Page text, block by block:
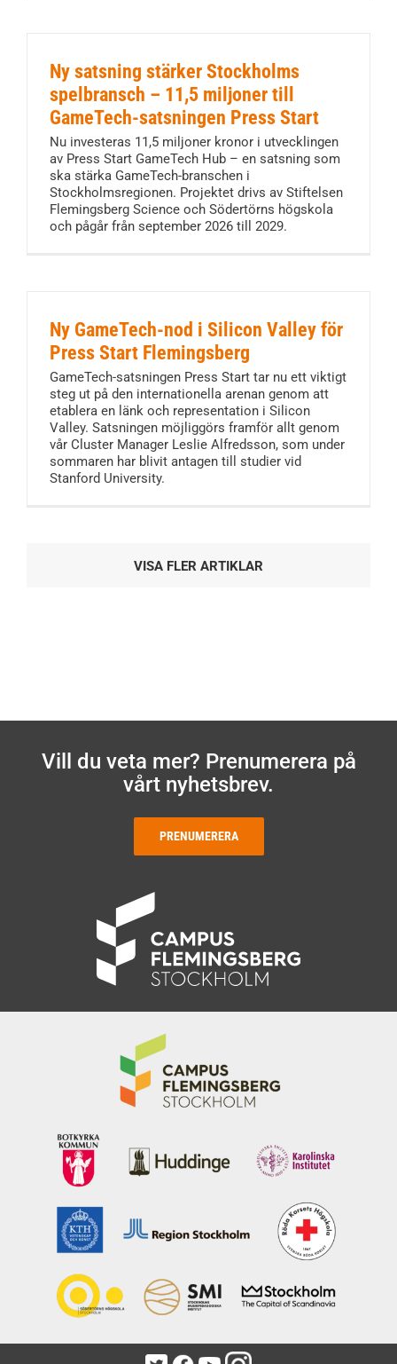
Ny satsning stärker Stockholms
spelbransch – 11,5 miljoner till
GameTech-satsningen Press Start
Nu investeras 11,5 miljoner kronor i utvecklingen
av Press Start GameTech Hub – en satsning som
ska stärka GameTech-branschen i
Stockholmsregionen. Projektet drivs av Stiftelsen
Flemingsberg Science och Södertörns högskola
och pågår från september 2026 till 2029.
Ny GameTech-nod i Silicon Valley för
Press Start Flemingsberg
GameTech-satsningen Press Start tar nu ett viktigt
steg ut på den internationella arenan genom att
etablera en länk och representation i Silicon
Valley. Satsningen möjliggörs framför allt genom
vår Cluster Manager Leslie Alfredsson, som under
sommaren har blivit antagen till studier vid
Stanford University.
VISA FLER ARTIKLAR
Vill du veta mer? Prenumerera på
vårt nyhetsbrev.
PRENUMERERA